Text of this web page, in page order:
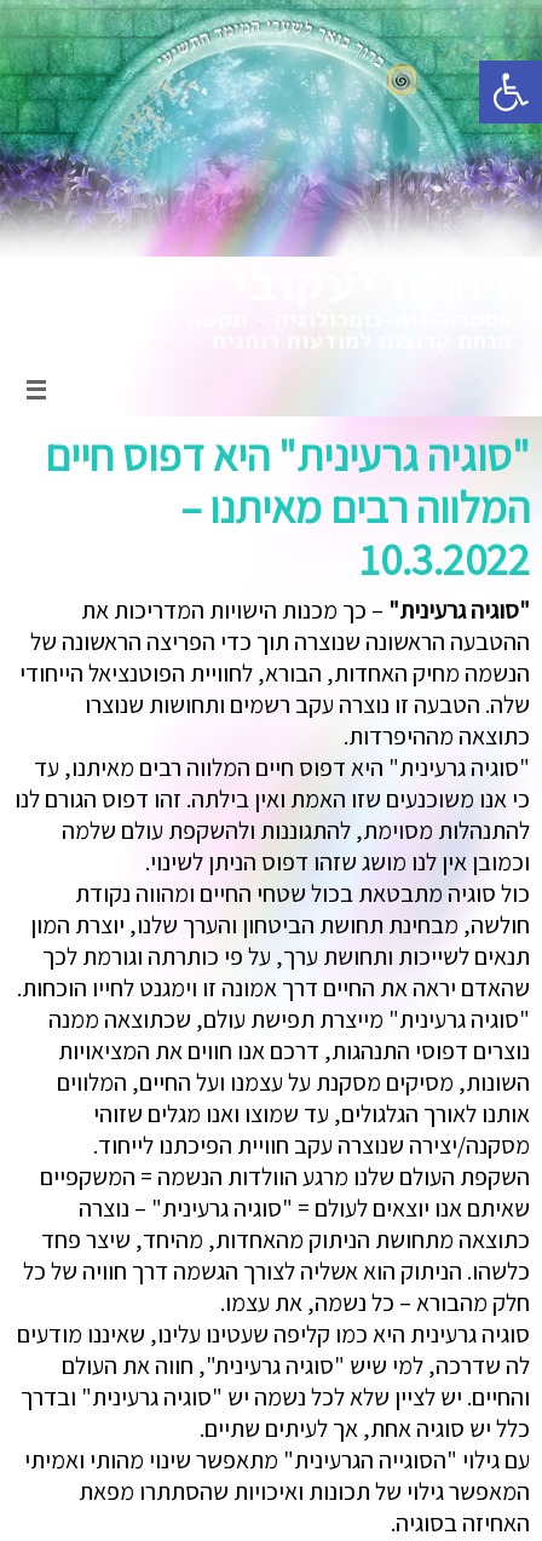
פתח סרגל נגישות
"סוגיה גרעינית" היא דפוס חיים
המלווה רבים מאיתנו –
10.3.2022
"סוגיה גרעינית" – כך מכנות הישויות המדריכות את
ההטבעה הראשונה שנוצרה תוך כדי הפריצה הראשונה של
הנשמה מחיק האחדות, הבורא, לחוויית הפוטנציאל הייחודי
שלה. הטבעה זו נוצרה עקב רשמים ותחושות שנוצרו
כתוצאה מההיפרדות.
"סוגיה גרעינית" היא דפוס חיים המלווה רבים מאיתנו, עד
כי אנו משוכנעים שזו האמת ואין בילתה. זהו דפוס הגורם לנו
להתנהלות מסוימת, להתגוננות ולהשקפת עולם שלמה
וכמובן אין לנו מושג שזהו דפוס הניתן לשינוי.
כול סוגיה מתבטאת בכול שטחי החיים ומהווה נקודת
חולשה, מבחינת תחושת הביטחון והערך שלנו, יוצרת המון
תנאים לשייכות ותחושת ערך, על פי כותרתה וגורמת לכך
שהאדם יראה את החיים דרך אמונה זו וימגנט לחייו הוכחות.
"סוגיה גרעינית" מייצרת תפישת עולם, שכתוצאה ממנה
נוצרים דפוסי התנהגות, דרכם אנו חווים את המציאויות
השונות, מסיקים מסקנת על עצמנו ועל החיים, המלווים
אותנו לאורך הגלגולים, עד שמוצו ואנו מגלים שזוהי
מסקנה/יצירה שנוצרה עקב חוויית הפיכתנו לייחוד.
השקפת העולם שלנו מרגע הוולדות הנשמה = המשקפיים
שאיתם אנו יוצאים לעולם = "סוגיה גרעינית" – נוצרה
כתוצאה מתחושת הניתוק מהאחדות, מהיחד, שיצר פחד
כלשהו. הניתוק הוא אשליה לצורך הגשמה דרך חוויה של כל
חלק מהבורא – כל נשמה, את עצמו.
סוגיה גרעינית היא כמו קליפה שעטינו עלינו, שאיננו מודעים
לה שדרכה, למי שיש "סוגיה גרעינית", חווה את העולם
והחיים. יש לציין שלא לכל נשמה יש "סוגיה גרעינית" ובדרך
כלל יש סוגיה אחת, אך לעיתים שתיים.
עם גילוי "הסוגייה הגרעינית" מתאפשר שינוי מהותי ואמיתי
המאפשר גילוי של תכונות ואיכויות שהסתתרו מפאת
האחיזה בסוגיה.